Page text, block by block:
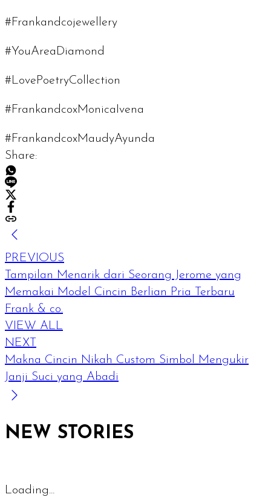
#Frankandcojewellery
#YouAreaDiamond
#LovePoetryCollection
#FrankandcoxMonicaIvena
#FrankandcoxMaudyAyunda
Share:
PREVIOUS
Tampilan Menarik dari Seorang Jerome yang
Memakai Model Cincin Berlian Pria Terbaru
Frank & co.
VIEW ALL
NEXT
Makna Cincin Nikah Custom Simbol Mengukir
Janji Suci yang Abadi
NEW STORIES
Loading...